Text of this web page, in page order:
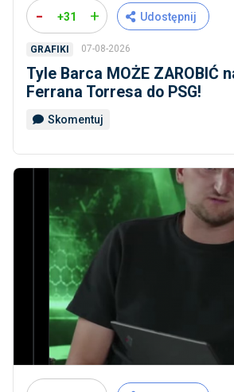
- +31 + Udostępnij
GRAFIKI 07-08-2026
Tyle Barca MOŻE ZAROBIĆ
Ferrana Torresa do PSG!
Skomentuj